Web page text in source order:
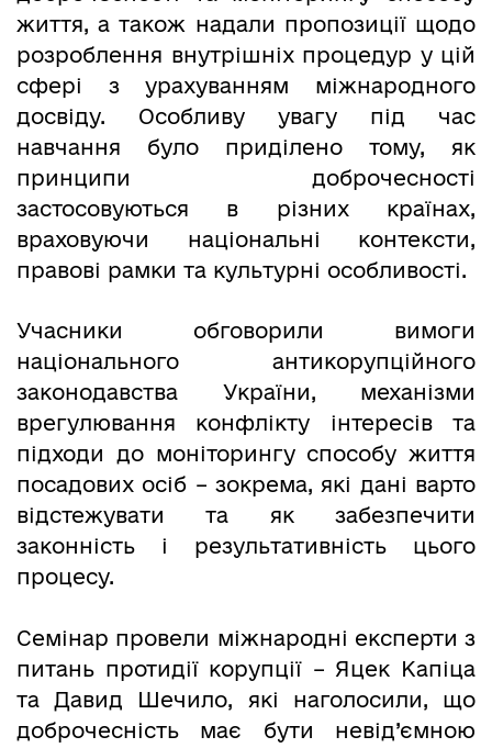
життя, а також надали пропозиції щодо
розроблення внутрішніх процедур у цій
сфері з урахуванням міжнародного
досвіду. Особливу увагу під час
навчання було приділено тому, як
принципи доброчесності
застосовуються в різних країнах,
враховуючи національні контексти,
правові рамки та культурні особливості.
Учасники обговорили вимоги
національного антикорупційного
законодавства України, механізми
врегулювання конфлікту інтересів та
підходи до моніторингу способу життя
посадових осіб – зокрема, які дані варто
відстежувати та як забезпечити
законність і результативність цього
процесу.
Семінар провели міжнародні експерти з
питань протидії корупції – Яцек Капіца
та Давид Шечило, які наголосили, що
доброчесність має бути невід’ємною